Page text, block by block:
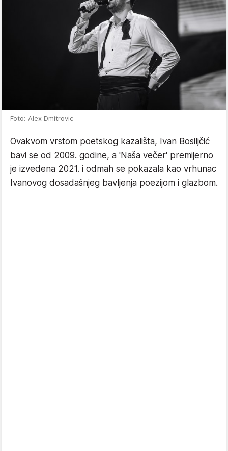
Foto: Alex Dmitrovic
Ovakvom vrstom poetskog kazališta, Ivan Bosiljčić
bavi se od 2009. godine, a 'Naša večer' premijerno
je izvedena 2021. i odmah se pokazala kao vrhunac
Ivanovog dosadašnjeg bavljenja poezijom i glazbom.